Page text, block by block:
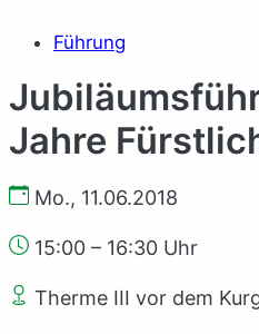
Führung
Jahre
Mo., 11.06.2018
15:00 – 16:30 Uhr
Therme III vor dem